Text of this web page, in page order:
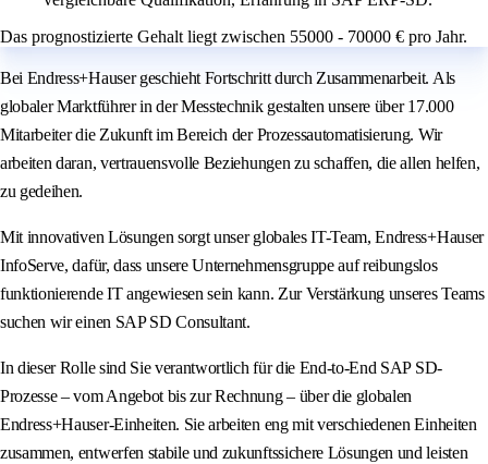
Das prognostizierte Gehalt liegt zwischen 55000 - 70000 € pro Jahr.
Bei Endress+Hauser geschieht Fortschritt durch Zusammenarbeit. Als
globaler Marktführer in der Messtechnik gestalten unsere über 17.000
Mitarbeiter die Zukunft im Bereich der Prozessautomatisierung. Wir
arbeiten daran, vertrauensvolle Beziehungen zu schaffen, die allen helfen,
zu gedeihen.
Mit innovativen Lösungen sorgt unser globales IT-Team, Endress+Hauser
InfoServe, dafür, dass unsere Unternehmensgruppe auf reibungslos
funktionierende IT angewiesen sein kann. Zur Verstärkung unseres Teams
suchen wir einen SAP SD Consultant.
In dieser Rolle sind Sie verantwortlich für die End-to-End SAP SD-
Prozesse – vom Angebot bis zur Rechnung – über die globalen
Endress+Hauser-Einheiten. Sie arbeiten eng mit verschiedenen Einheiten
zusammen, entwerfen stabile und zukunftssichere Lösungen und leisten